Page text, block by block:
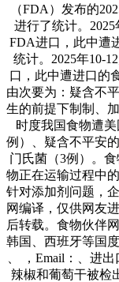
（FDA）发布的
进行了统计。
FDA进口，此中遭
统计。2025年10-
口，此中遭进口的
由次要为：疑含不
生的前提下制制、
时度我国食物遭
例）、疑含不平安
门氏菌（3例）。
物正在运输过程中
针对添加剂问题，
网编译，仅供网友
后转载。食物伙伴
韩国、西班牙等国
、 ，Email：、进
辣椒和葡萄干被检